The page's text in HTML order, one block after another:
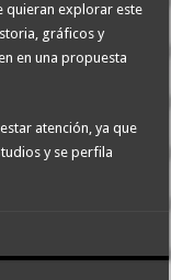
quieran explorar este
gráficos y
en una propuesta
atención, ya que
y se perfila